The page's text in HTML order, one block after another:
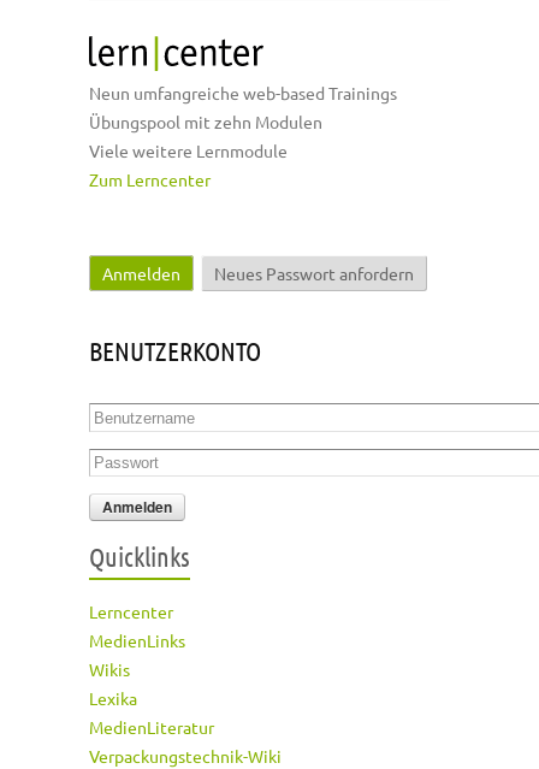
Neun umfangreiche web-based Trainings
Übungspool mit zehn Modulen
Viele weitere Lernmodule
Zum Lerncenter
Haupt-Reiter
Anmelden (aktiver Reiter)
Neues Passwort anfordern
BENUTZERKONTO
Benutzername
Passwort
Quicklinks
Lerncenter
MedienLinks
Wikis
Lexika
MedienLiteratur
Verpackungstechnik-Wiki